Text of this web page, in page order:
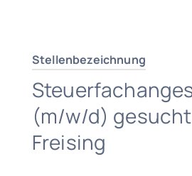
Stellenbezeichnung
(m/w/d)
Freising